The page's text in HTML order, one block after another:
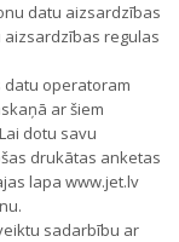
datu aizsardzības
aizsardzības regulas
datu operatoram
ar šiem
dotu savu
drukātas anketas
lapa www.jet.lv
sadarbību ar